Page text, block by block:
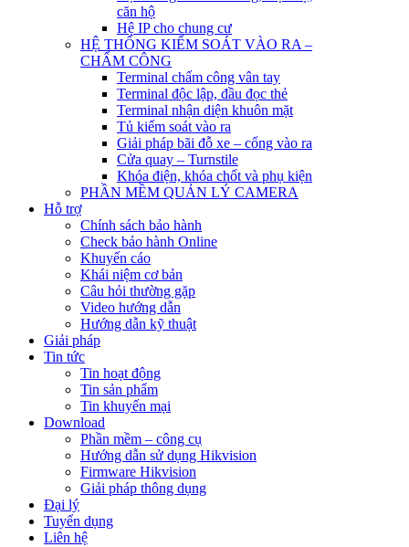
căn hộ
Hệ IP cho chung cư
HỆ THỐNG KIỂM SOÁT VÀO RA –
CHẤM CÔNG
Terminal chấm công vân tay
Terminal độc lập, đầu đọc thẻ
Terminal nhận diện khuôn mặt
Tủ kiểm soát vào ra
Giải pháp bãi đỗ xe – cổng vào ra
Cửa quay – Turnstile
Khóa điện, khóa chốt và phụ kiện
PHẦN MỀM QUẢN LÝ CAMERA
Hỗ trợ
Chính sách bảo hành
Check bảo hành Online
Khuyến cáo
Khái niệm cơ bản
Câu hỏi thường gặp
Video hướng dẫn
Hướng dẫn kỹ thuật
Giải pháp
Tin tức
Tin hoạt động
Tin sản phẩm
Tin khuyến mại
Download
Phần mềm – công cụ
Hướng dẫn sử dụng Hikvision
Firmware Hikvision
Giải pháp thông dụng
Đại lý
Tuyển dụng
Liên hệ